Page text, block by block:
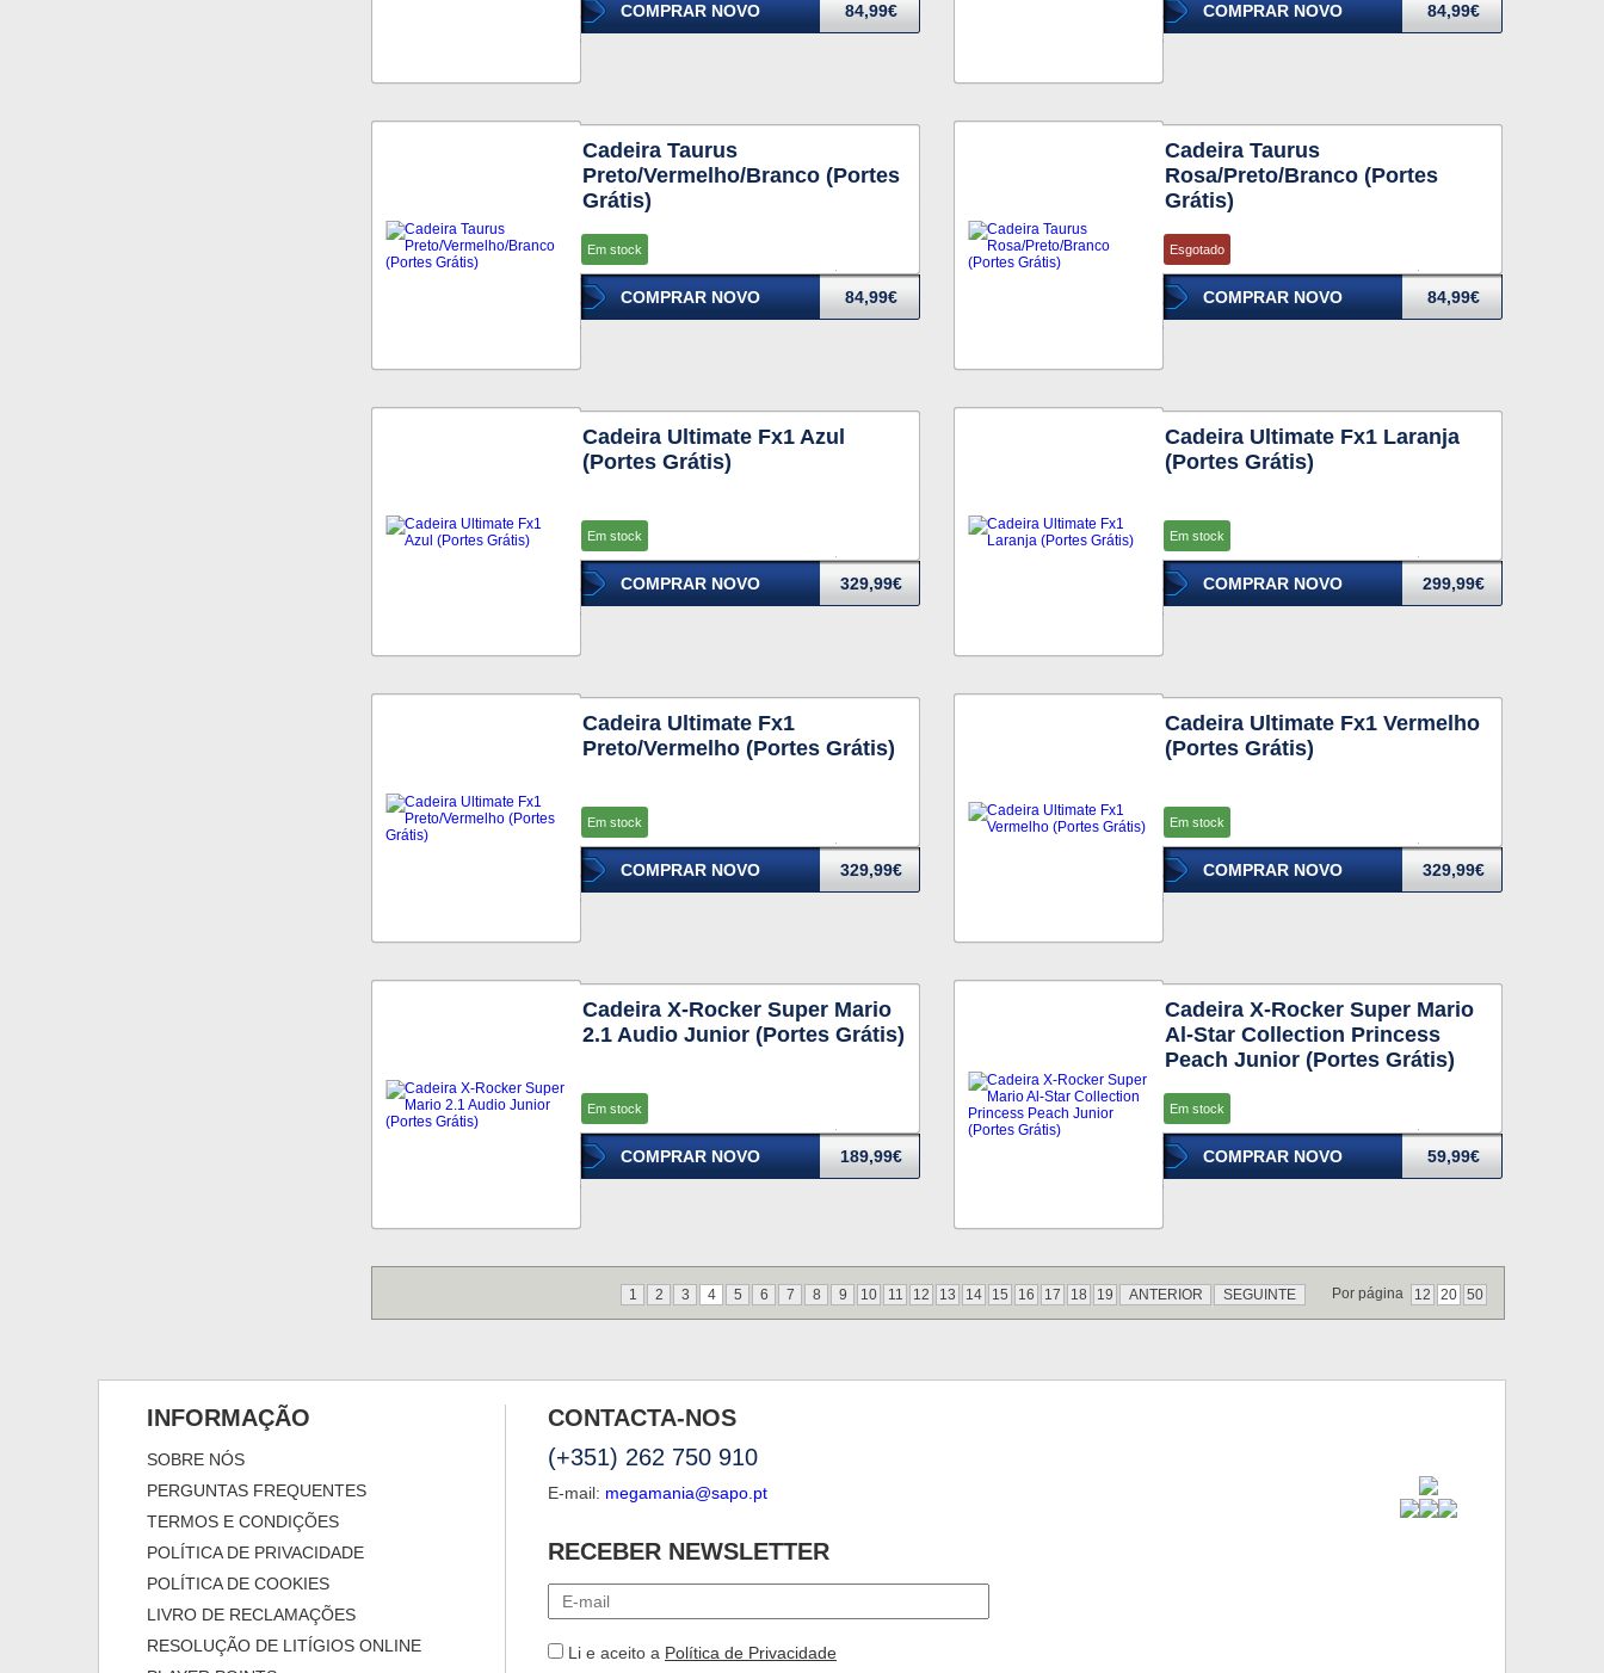
COMPRAR NOVO 84,99€ COMPRAR NOVO 84,99€
Cadeira Taurus
Preto/Vermelho/Branco (Portes
Grátis)
Em stock
COMPRAR NOVO 84,99€
Cadeira Taurus
Rosa/Preto/Branco (Portes
Grátis)
Esgotado
COMPRAR NOVO 84,99€
Cadeira Ultimate Fx1 Azul
(Portes Grátis)
Em stock
COMPRAR NOVO 329,99€
Cadeira Ultimate Fx1 Laranja
(Portes Grátis)
Em stock
COMPRAR NOVO 299,99€
Cadeira Ultimate Fx1
Preto/Vermelho (Portes Grátis)
Em stock
COMPRAR NOVO 329,99€
Cadeira Ultimate Fx1 Vermelho
(Portes Grátis)
Em stock
COMPRAR NOVO 329,99€
Cadeira X-Rocker Super Mario
2.1 Audio Junior (Portes Grátis)
Em stock
COMPRAR NOVO 189,99€
Cadeira X-Rocker Super Mario
Al-Star Collection Princess
Peach Junior (Portes Grátis)
Em stock
COMPRAR NOVO 59,99€
1 2 3 4 5 6 7 8 9 10 11 12 13 14 15 16 17 18 19 ANTERIOR SEGUINTE Por página 12 20 50
INFORMAÇÃO
SOBRE NÓS
PERGUNTAS FREQUENTES
TERMOS E CONDIÇÕES
POLÍTICA DE PRIVACIDADE
POLÍTICA DE COOKIES
LIVRO DE RECLAMAÇÕES
RESOLUÇÃO DE LITÍGIOS ONLINE
CONTACTA-NOS
(+351) 262 750 910
E-mail: megamania@sapo.pt
RECEBER NEWSLETTER
Li e aceito a Política de Privacidade